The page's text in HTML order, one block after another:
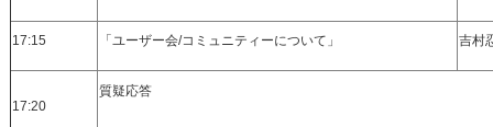
17:15 「ユーザー会/コミュニティーについて」 吉村
17:20
質疑応答